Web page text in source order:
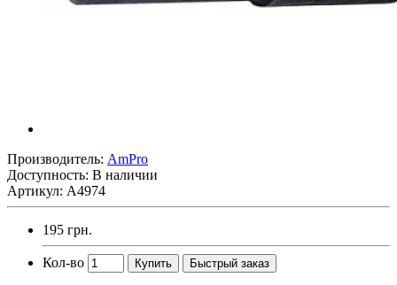
Производитель: AmPro
Доступность: В наличии
Артикул: A4974
195 грн.
Кол-во Купить Быстрый заказ